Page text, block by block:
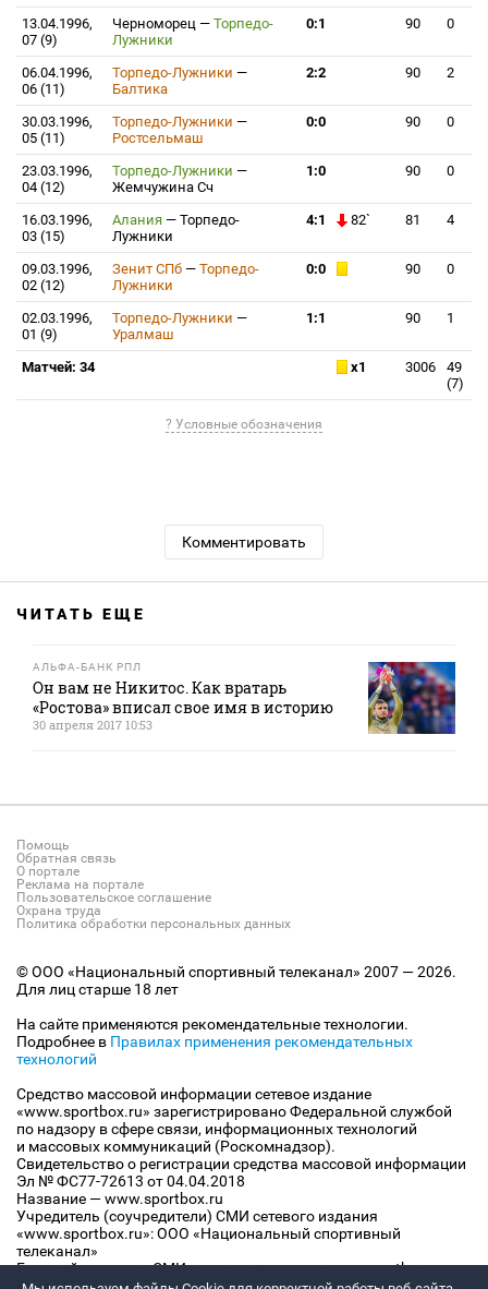
13.04.1996,
07 (9)
Черноморец — Торпедо-
Лужники
0:1 90 0
06.04.1996,
06 (11)
Торпедо-Лужники —
Балтика
2:2 90 2
30.03.1996,
05 (11)
Торпедо-Лужники —
Ростсельмаш
0:0 90 0
23.03.1996,
04 (12)
Торпедо-Лужники —
Жемчужина Сч
1:0 90 0
16.03.1996,
03 (15)
Алания — Торпедо-
Лужники
4:1 82` 81 4
09.03.1996,
02 (12)
Зенит СПб — Торпедо-
Лужники
0:0 90 0
02.03.1996,
01 (9)
Торпедо-Лужники —
Уралмаш
1:1 90 1
Матчей: 34 x1 3006
49
(7)
? Условные обозначения
Комментировать
ЧИТАТЬ ЕЩЕ
АЛЬФА-БАНК РПЛ
Он вам не Никитос. Как вратарь
«Ростова» вписал свое имя в историю
30 апреля 2017 10:53
Помощь
Обратная связь
О портале
Реклама на портале
Пользовательское соглашение
Охрана труда
Политика обработки персональных данных
© ООО «Национальный спортивный телеканал» 2007 — 2026.
Для лиц старше 18 лет
На сайте применяются рекомендательные технологии.
Подробнее в Правилах применения рекомендательных
технологий
Средство массовой информации сетевое издание
«www.sportbox.ru» зарегистрировано Федеральной службой
по надзору в сфере связи, информационных технологий
и массовых коммуникаций (Роскомнадзор).
Свидетельство о регистрации средства массовой информации
Эл № ФС77-72613 от 04.04.2018
Название — www.sportbox.ru
Учредитель (соучредители) СМИ сетевого издания
«www.sportbox.ru»: ООО «Национальный спортивный
телеканал»
Главный редактор СМИ сетевого издания «www.sportbox.ru»: